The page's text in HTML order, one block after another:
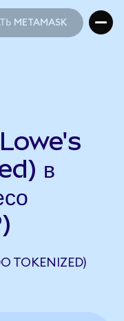
METAMASK
Lowe's
в
TOKENIZED)